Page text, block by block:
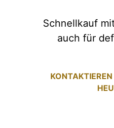
Schnellkauf
auch für